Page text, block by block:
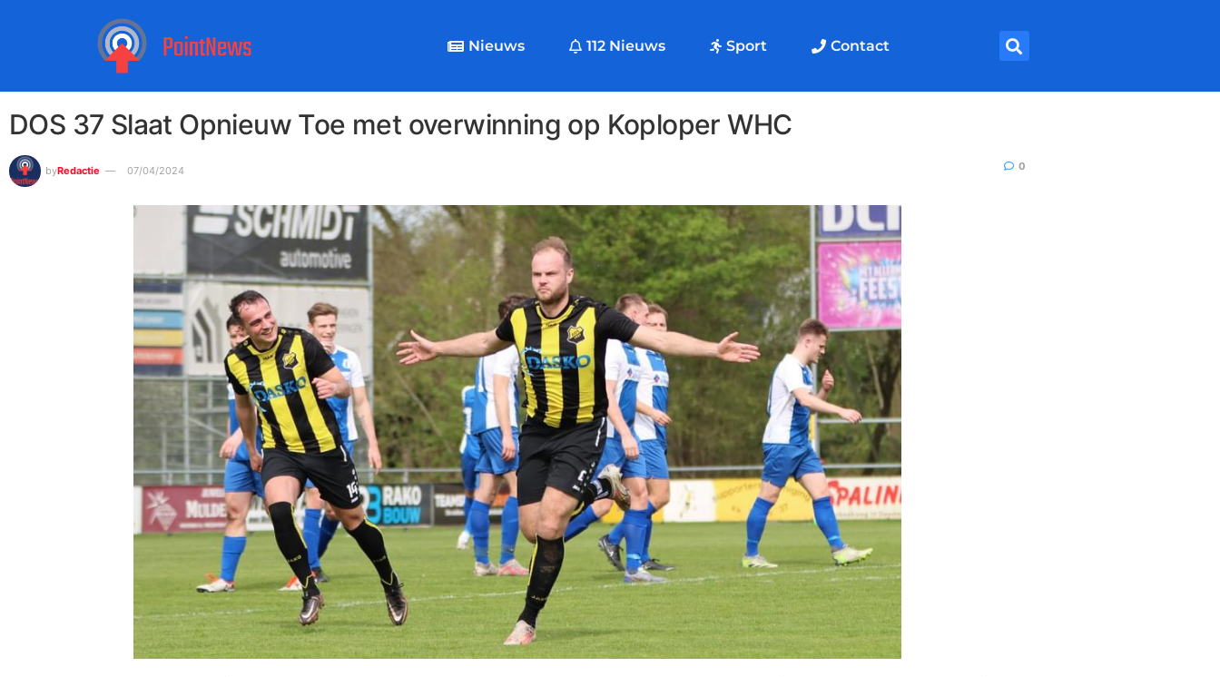
Nieuws 112 Nieuws Sport Contact
DOS 37 Slaat Opnieuw Toe met overwinning op Koploper WHC
byRedactie 07/04/2024 0